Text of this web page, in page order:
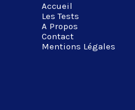
Accueil
Les Tests
A Propos
Contact
Mentions Légales